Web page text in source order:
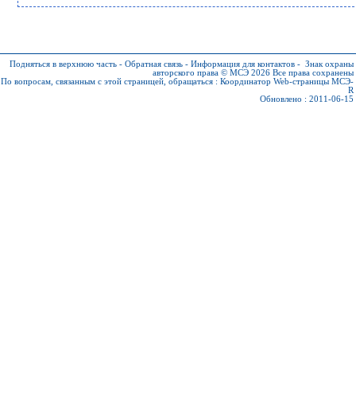
Подняться в верхнюю часть - Обратная связь - Информация для контактов - Знак охраны
авторского права © МСЭ 2026 Все права сохранены
По вопросам, связанным с этой страницей, обращаться : Координатор Web-страницы МСЭ-
R
Обновлено : 2011-06-15